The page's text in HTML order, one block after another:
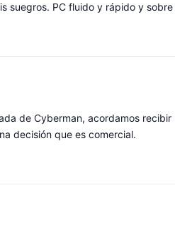
suegros. PC fluido y rápido y
de Cyberman, acordamos
decisión que es comercial.